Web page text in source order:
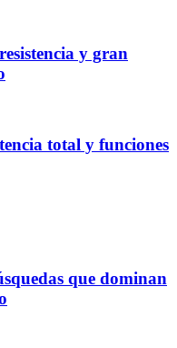
y gran
total y funciones
que dominan